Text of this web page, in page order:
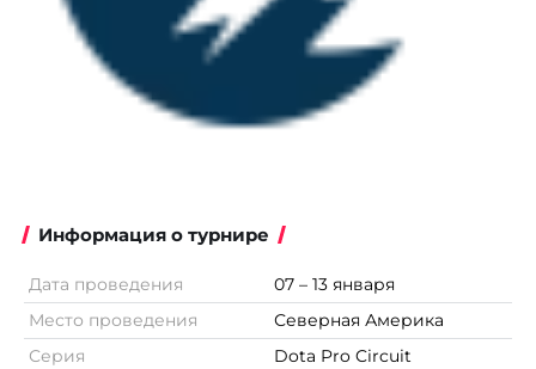
Информация о турнире
Дата проведения
07 – 13 января
Место проведения
Северная Америка
Серия
Dota Pro Circuit